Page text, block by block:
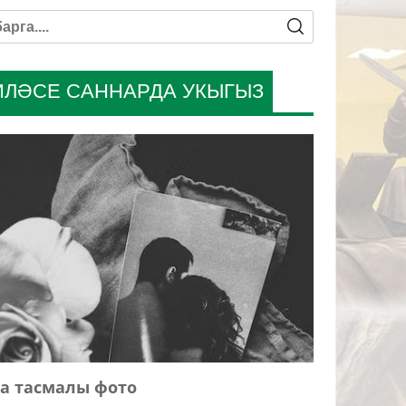
САННАРДА УКЫГЫЗ
тасмалы фото